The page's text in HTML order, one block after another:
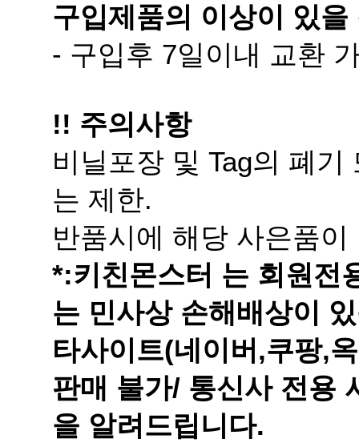
구입제품의 이상이 있
- 구입후 7일이내 교환
!! 주의사항
는 제한.
반품시에 해당 사은품
는 민사상 손해배상이
을 알려드립니다.